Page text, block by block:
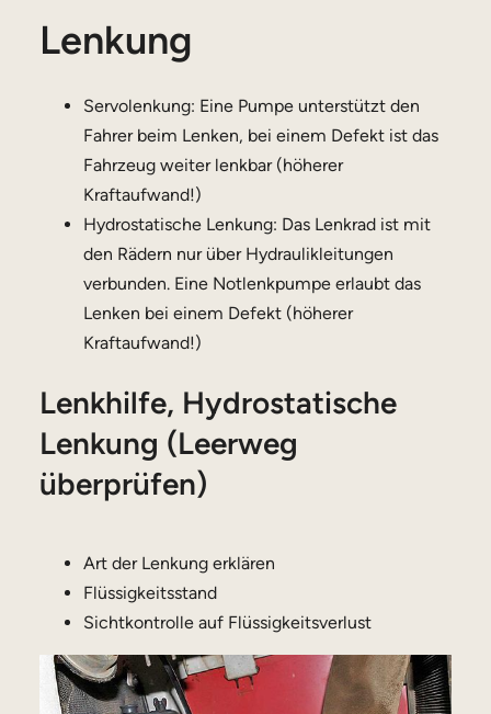
Lenkung
Servolenkung: Eine Pumpe unterstützt den
Fahrer beim Lenken, bei einem Defekt ist das
Fahrzeug weiter lenkbar (höherer
Kraftaufwand!)
Hydrostatische Lenkung: Das Lenkrad ist mit
den Rädern nur über Hydraulikleitungen
verbunden. Eine Notlenkpumpe erlaubt das
Lenken bei einem Defekt (höherer
Kraftaufwand!)
Lenkhilfe, Hydrostatische
Lenkung (Leerweg
überprüfen)
Art der Lenkung erklären
Flüssigkeitsstand
Sichtkontrolle auf Flüssigkeitsverlust